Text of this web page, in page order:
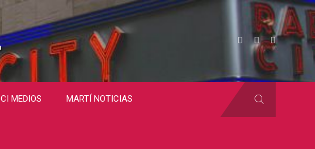
CI MEDIOS MARTÍ NOTICIAS